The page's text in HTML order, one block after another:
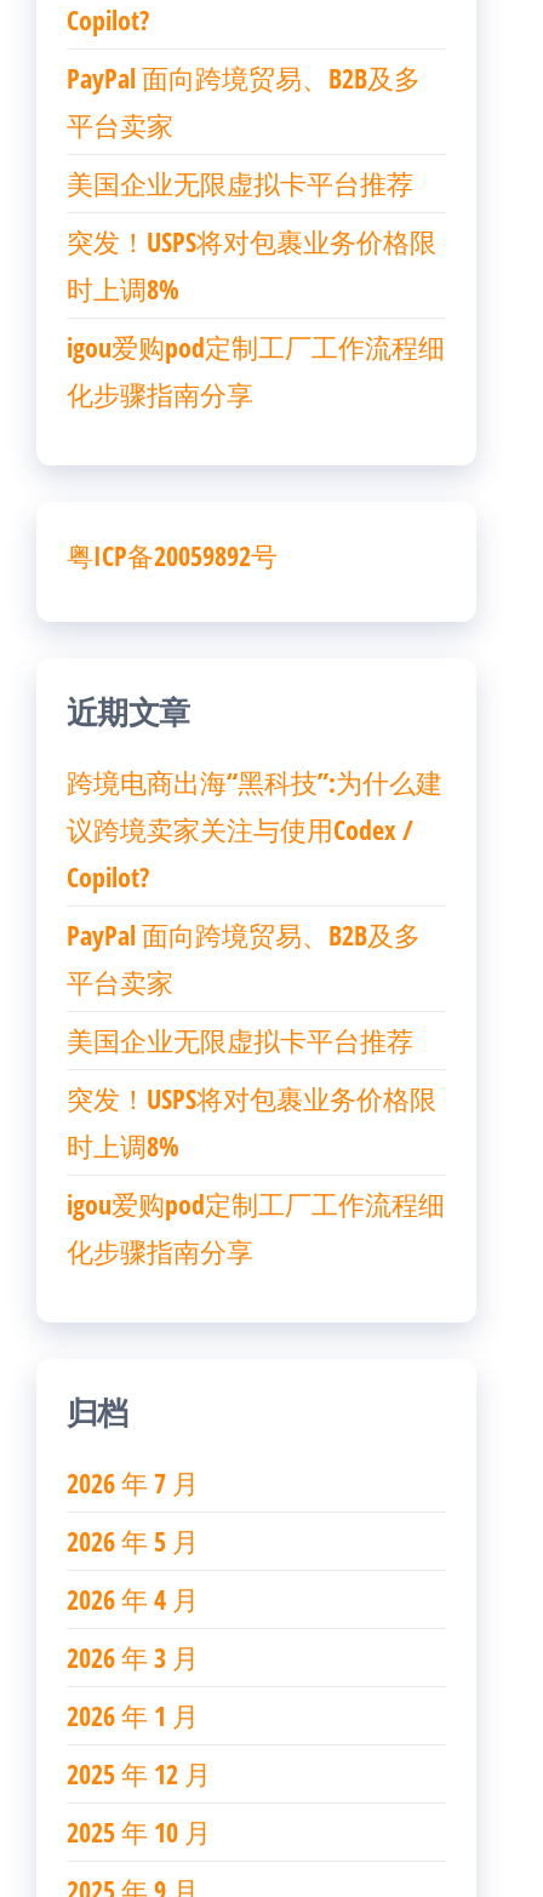
Copilot?
PayPal 面向跨境贸易、B2B及多
平台卖家
美国企业无限虚拟卡平台推荐
突发！USPS将对包裹业务价格限
时上调8%
igou爱购pod定制工厂工作流程细
化步骤指南分享
粤ICP备20059892号
近期文章
跨境电商出海“黑科技”:为什么建
议跨境卖家关注与使用Codex /
Copilot?
PayPal 面向跨境贸易、B2B及多
平台卖家
美国企业无限虚拟卡平台推荐
突发！USPS将对包裹业务价格限
时上调8%
igou爱购pod定制工厂工作流程细
化步骤指南分享
归档
2026 年 7 月
2026 年 5 月
2026 年 4 月
2026 年 3 月
2026 年 1 月
2025 年 12 月
2025 年 10 月
2025 年 9 月